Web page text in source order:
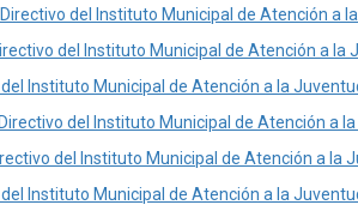
del Instituto Municipal de Atención a
del Instituto Municipal de Atención a la
Instituto Municipal de Atención a la
del Instituto Municipal de Atención a
del Instituto Municipal de Atención a la
Instituto Municipal de Atención a la